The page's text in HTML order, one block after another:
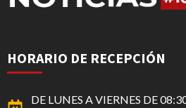
HORARIO DE RECEPCIÓN
DE LUNES A VIERNES DE